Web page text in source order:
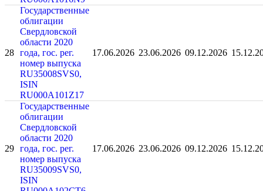
28
Государственные
облигации
Свердловской
области 2020
года, гос. рег.
номер выпуска
RU35008SVS0,
ISIN
RU000A101Z17
17.06.2026 23.06.2026 09.12.2026
29
Государственные
облигации
Свердловской
области 2020
года, гос. рег.
номер выпуска
RU35009SVS0,
ISIN
17.06.2026 23.06.2026 09.12.2026